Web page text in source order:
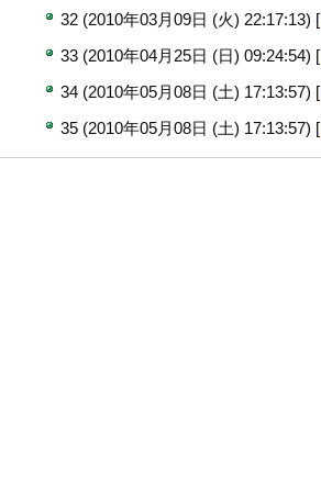
32 (2010年03月09日 (火) 22:17:13) [
33 (2010年04月25日 (日) 09:24:54) [
34 (2010年05月08日 (土) 17:13:57) [
35 (2010年05月08日 (土) 17:13:57) [